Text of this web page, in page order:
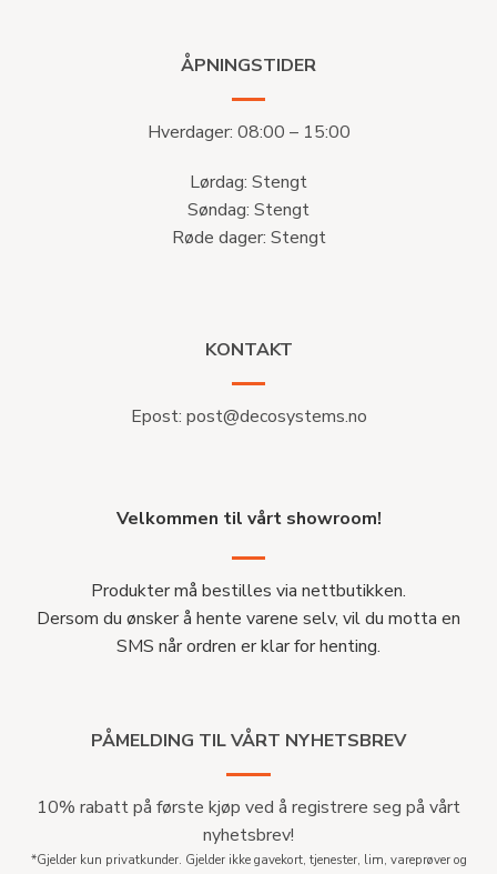
ÅPNINGSTIDER
Hverdager: 08:00 – 15:00
Lørdag: Stengt
Søndag: Stengt
Røde dager: Stengt
KONTAKT
Epost: post@decosystems.no
Velkommen til vårt showroom!
Produkter må bestilles via nettbutikken.
Dersom du ønsker å hente varene selv, vil du motta en
SMS når ordren er klar for henting.
PÅMELDING TIL VÅRT NYHETSBREV
10% rabatt på første kjøp ved å registrere seg på vårt
nyhetsbrev!
*Gjelder kun privatkunder. Gjelder ikke gavekort, tjenester, lim, vareprøver og